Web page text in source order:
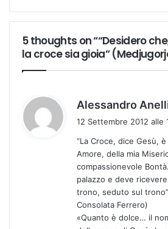
5 thoughts on ““Desidero
la croce sia gioia”
Alessandro
12 Settembre 2012 alle
“La Croce, dice Gesù,
Amore, della mia
compassionevole
palazzo e deve
trono, seduto sul
Consolata Ferrero)
«Quanto è dolce… il